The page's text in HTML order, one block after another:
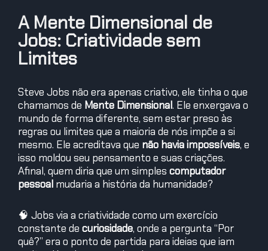
A Mente Dimensional de
Jobs: Criatividade sem
Limites
Steve Jobs não era apenas criativo, ele tinha o que
chamamos de Mente Dimensional. Ele enxergava o
mundo de forma diferente, sem estar preso às
regras ou limites que a maioria de nós impõe a si
mesmo. Ele acreditava que não havia impossíveis, e
isso moldou seu pensamento e suas criações.
Afinal, quem diria que um simples computador
pessoal mudaria a história da humanidade?
🧠 Jobs via a criatividade como um exercício
constante de curiosidade, onde a pergunta “Por
quê?” era o ponto de partida para ideias que iam